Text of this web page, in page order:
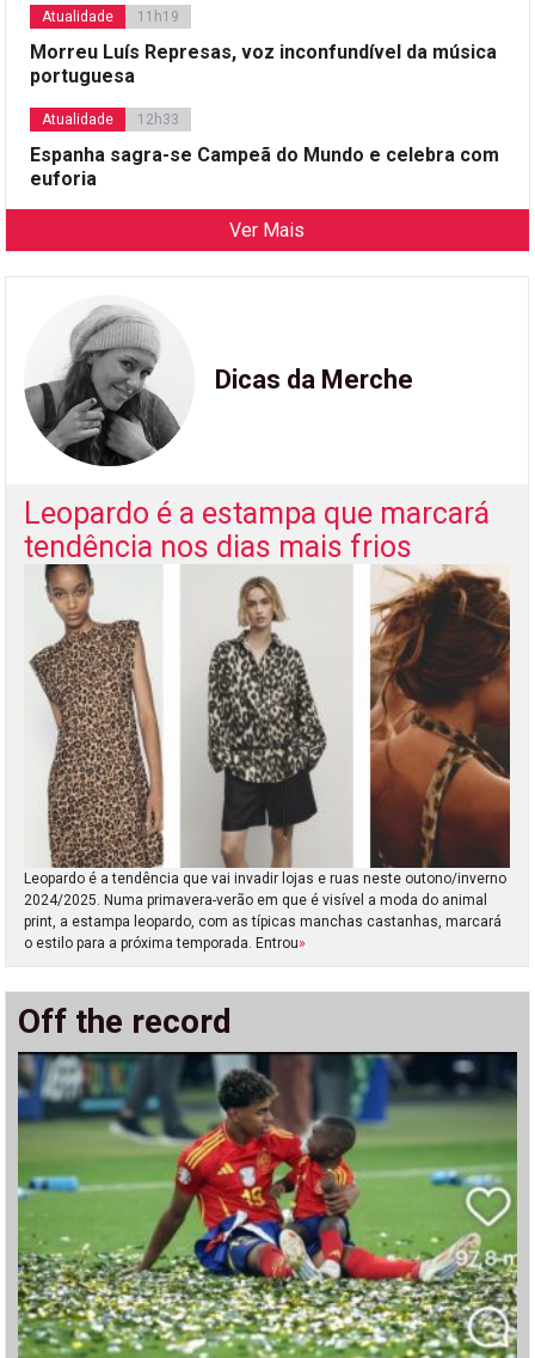
Atualidade 11h19
Morreu Luís Represas, voz inconfundível da música
portuguesa
Atualidade 12h33
Espanha sagra-se Campeã do Mundo e celebra com
euforia
Ver Mais
Dicas da Merche
Leopardo é a estampa que marcará
tendência nos dias mais frios
Leopardo é a tendência que vai invadir lojas e ruas neste outono/inverno
2024/2025. Numa primavera-verão em que é visível a moda do animal
print, a estampa leopardo, com as típicas manchas castanhas, marcará
o estilo para a próxima temporada. Entrou»
Off the record